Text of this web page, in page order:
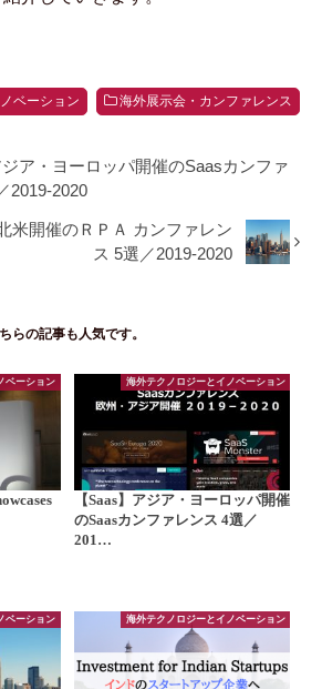
ベーション 海外展示会・カンファレンス
ジア・ヨーロッパ開催のSaasカンファ
2019-2020
米開催のＲＰＡ カンファレン
ス 5選／2019-2020
らの記事も人気です。
ベーション 海外テクノロジーとイノベーション
【Saas】アジア・ヨーロッパ開催
のSaasカンファレンス 4選／
201…
ベーション 海外テクノロジーとイノベーション